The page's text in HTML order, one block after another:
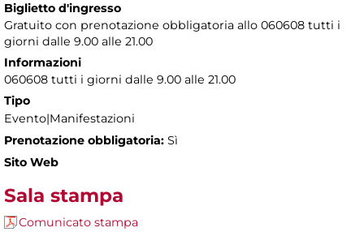
Biglietto d'ingresso
Gratuito con prenotazione obbligatoria allo 060608 tutti i
giorni dalle 9.00 alle 21.00
Informazioni
060608 tutti i giorni dalle 9.00 alle 21.00
Tipo
Evento|Manifestazioni
Prenotazione obbligatoria: Sì
Sito Web
Sala stampa
Comunicato stampa